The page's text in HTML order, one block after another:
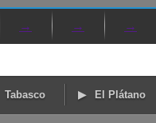
→ → →
Tabasco El Plátano